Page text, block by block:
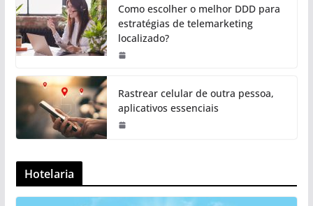
Como escolher o melhor DDD para
estratégias de telemarketing
localizado?
Rastrear celular de outra pessoa,
aplicativos essenciais
Hotelaria